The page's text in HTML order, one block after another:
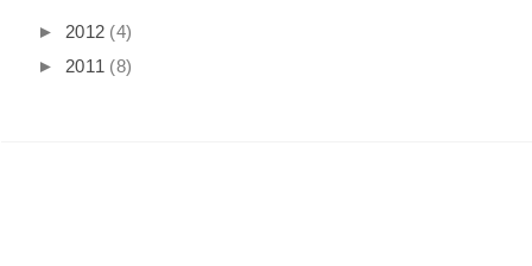
► 2012 (4)
► 2011 (8)